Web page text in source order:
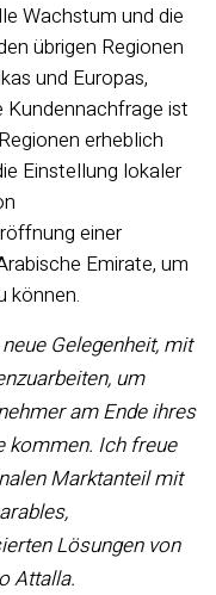
Wachstum und die
übrigen Regionen
und Europas,
Kundennachfrage ist
erheblich
Einstellung lokaler
einer
Emirate, um
können.
Gelegenheit, mit
um
am Ende ihres
kommen. Ich freue
Marktanteil mit
Lösungen von
Attalla.